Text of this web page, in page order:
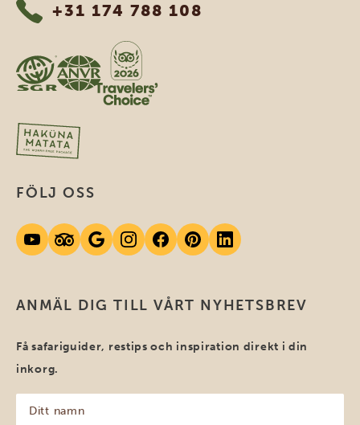
+31 174 788 108
ANMÄL DIG TILL VÅRT NYHETSBREV
Få safariguider, restips och inspiration direkt i din
inkorg.
namn
FÖLJ OSS